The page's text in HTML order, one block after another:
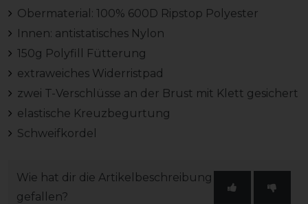
Obermaterial: 100% 600D Ripstop Polyester
Innen: antistatisches Nylon
150g Polyfill Fütterung
extraweiches Widerristpad
zwei T-Verschlüsse an der Brust mit Klett gesichert
elastische Kreuzbegurtung
Schweifkordel
Wie hat dir die Artikelbeschreibung
gefallen?